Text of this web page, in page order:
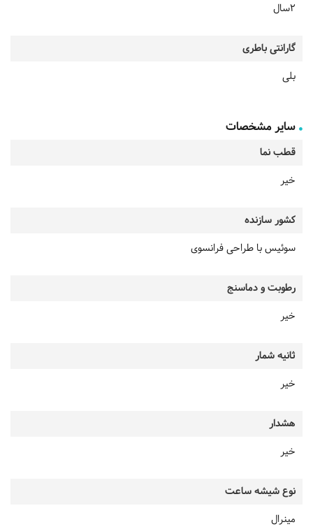
2سال
گارانتی باطری
بلی
سایر مشخصات
قطب نما
خیر
کشور سازنده
سوئیس با طراحی فرانسوی
رطوبت و دماسنج
خیر
ثانیه شمار
خیر
هشدار
خیر
نوع شیشه ساعت
مینرال